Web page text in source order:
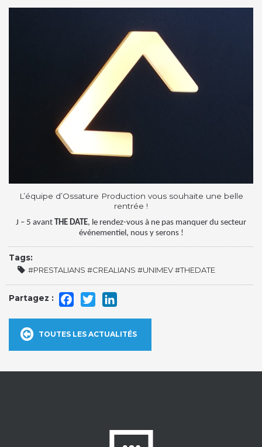
L’équipe d’Ossature Production vous souhaite une belle
rentrée !
J – 5 avant THE DATE, le rendez-vous à ne pas manquer du secteur
événementiel, nous y serons !
Tags:
#PRESTALIANS #CREALIANS #UNIMEV #THEDATE
Facebook
Twitter
TOUTES LES ACTUALITÉS